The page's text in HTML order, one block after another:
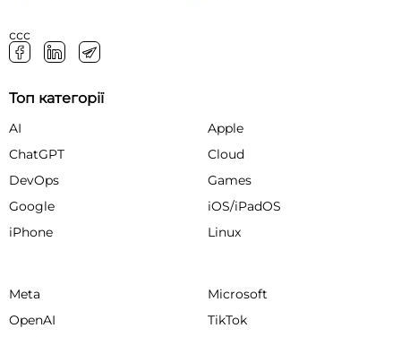
ссс
Топ категорії
AI
Apple
ChatGPT
Cloud
DevOps
Games
Google
iOS/iPadOS
iPhone
Linux
Meta
Microsoft
OpenAI
TikTok